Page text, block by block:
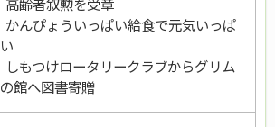
かんぴょういっぱい給食で元気いっぱ
い
しもつけロータリークラブからグリム
の館へ図書寄贈